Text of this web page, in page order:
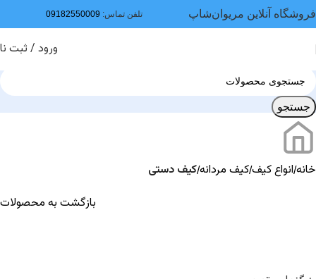
فروشگاه آنلاین مریوان‌شاپ تلفن تماس:
ورود / ثبت
جستجو
خانه انواع کیفکیف مردانهکیف دستی
بازگشت به محصولات